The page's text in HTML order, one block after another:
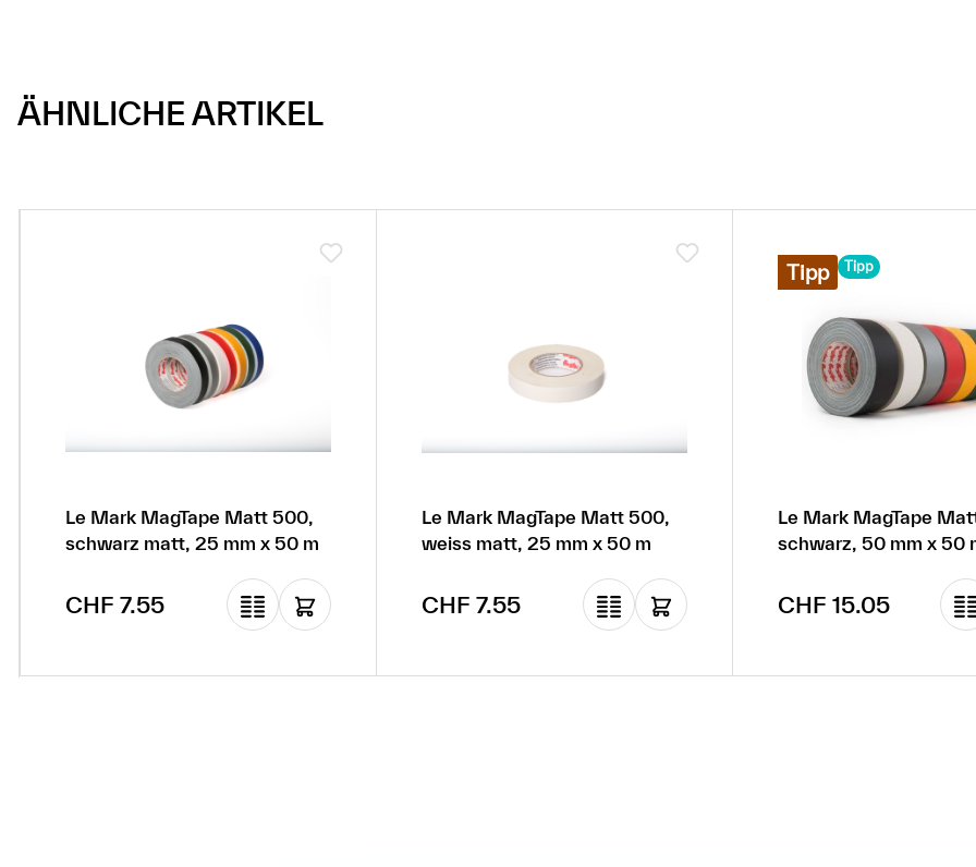
ÄHNLICHE ARTIKEL
Le Mark MagTape Matt 500,
schwarz matt, 25 mm x 50 m
Regulärer Preis:
CHF 7.55
Le Mark MagTape Matt 500,
weiss matt, 25 mm x 50 m
Regulärer Preis:
CHF 7.55
Tipp Tipp
Le Mark MagTape
schwarz, 50 mm x 50
Regulärer Preis:
CHF 15.05